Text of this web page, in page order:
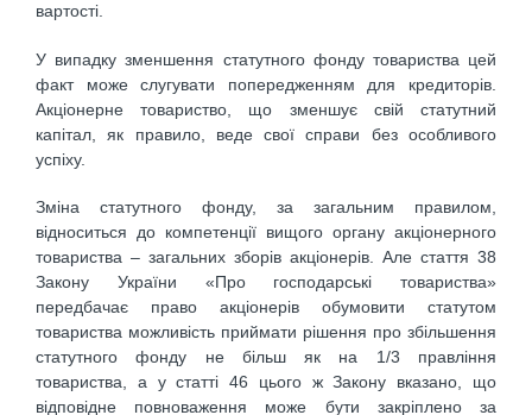
вартості.
У випадку зменшення статутного фонду товариства цей
факт може слугувати попередженням для кредиторів.
Акціонерне товариство, що зменшує свій статутний
капітал, як правило, веде свої справи без особливого
успіху.
Зміна статутного фонду, за загальним правилом,
відноситься до компетенції вищого органу акціонерного
товариства – загальних зборів акціонерів. Але стаття 38
Закону України «Про господарські товариства»
передбачає право акціонерів обумовити статутом
товариства можливість приймати рішення про збільшення
статутного фонду не більш як на 1/3 правління
товариства, а у статті 46 цього ж Закону вказано, що
відповідне повноваження може бути закріплено за